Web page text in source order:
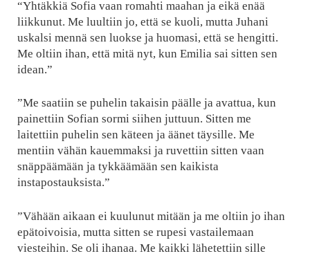
“Yhtäkkiä Sofia vaan romahti maahan ja eikä enää
liikkunut. Me luultiin jo, että se kuoli, mutta Juhani
uskalsi mennä sen luokse ja huomasi, että se hengitti.
Me oltiin ihan, että mitä nyt, kun Emilia sai sitten sen
idean.”
”Me saatiin se puhelin takaisin päälle ja avattua, kun
painettiin Sofian sormi siihen juttuun. Sitten me
laitettiin puhelin sen käteen ja äänet täysille. Me
mentiin vähän kauemmaksi ja ruvettiin sitten vaan
snäppäämään ja tykkäämään sen kaikista
instapostauksista.”
”Vähään aikaan ei kuulunut mitään ja me oltiin jo ihan
epätoivoisia, mutta sitten se rupesi vastailemaan
viesteihin. Se oli ihanaa. Me kaikki lähetettiin sille